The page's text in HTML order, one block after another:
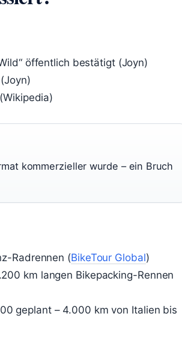
öffentlich bestätigt (Joyn)
kommerzieller wurde – ein Bruch
Radrennen (BikeTour Global)
km langen Bikepacking-Rennen
geplant – 4.000 km von Italien bis